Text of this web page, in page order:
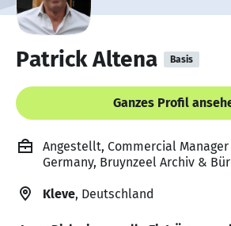
Patrick Altena Basis
Ganzes Profil
Angestellt, Commercial
Germany, Bruynzeel Archiv &
Kleve, Deutschland